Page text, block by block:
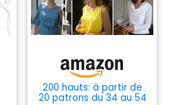
200 hauts: à partir de
20 patrons du 34 au 54